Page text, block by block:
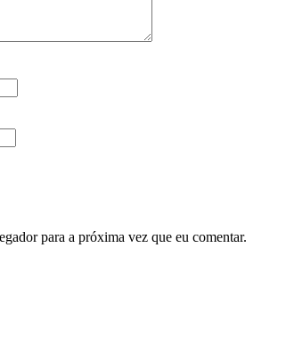
para a próxima vez que eu comentar.